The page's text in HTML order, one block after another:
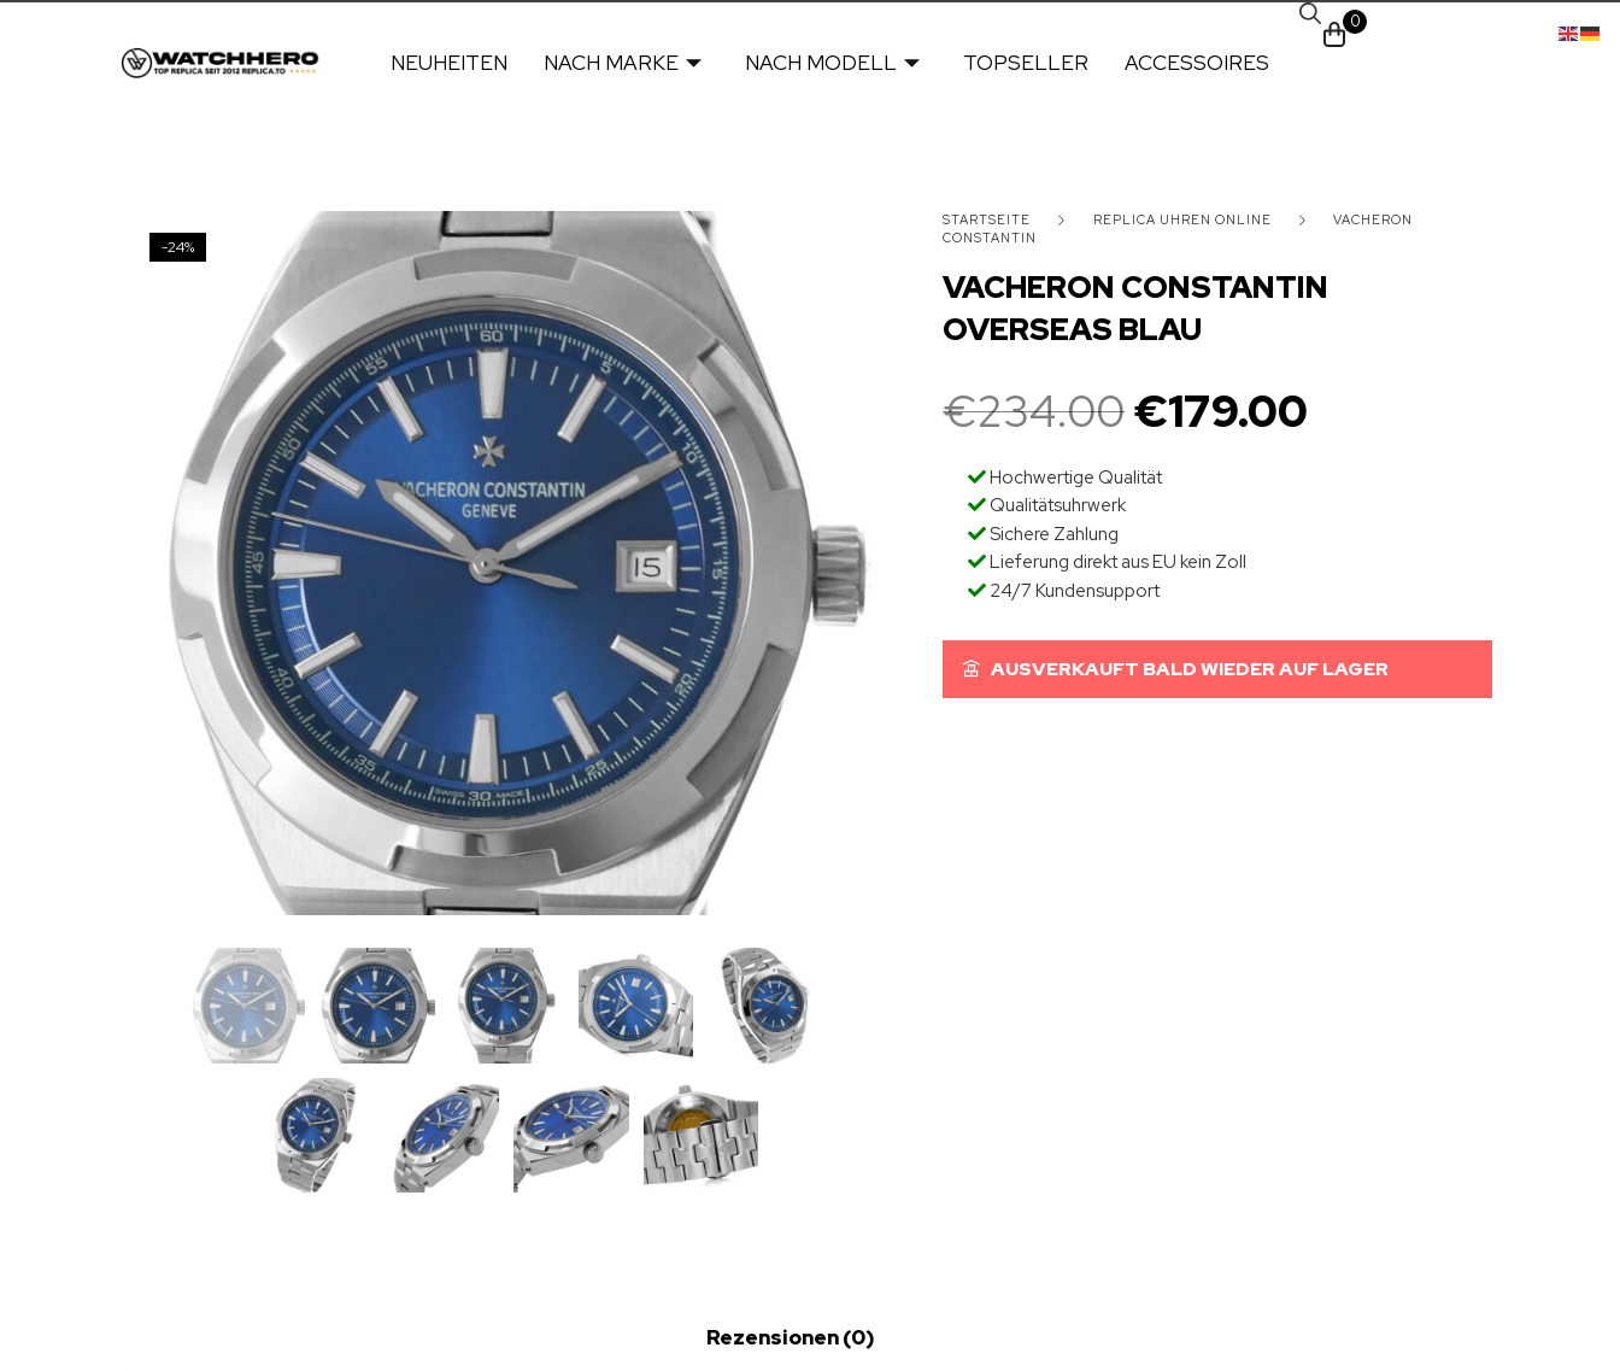
NEUHEITEN NACH MARKE NACH MODELL TOPSELLER ACCESSOIRES
0
-24%
STARTSEITE REPLICA UHREN ONLINE
VACHERON
CONSTANTIN
VACHERON CONSTANTIN
OVERSEAS BLAU
€234.00€179.00
Hochwertige Qualität
Qualitätsuhrwerk
Sichere Zahlung
Lieferung direkt aus EU kein Zoll
24/7 Kundensupport
AUSVERKAUFT BALD WIEDER AUF LAGER
Rezensionen (0)